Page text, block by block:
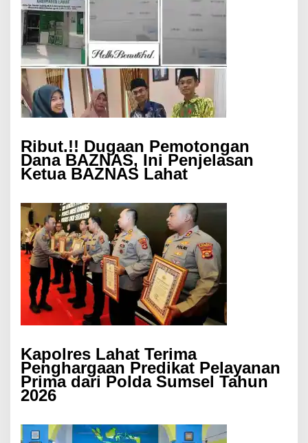
Ribut.!! Dugaan Pemotongan
Dana BAZNAS, Ini Penjelasan
Ketua BAZNAS Lahat
Kapolres Lahat Terima
Penghargaan Predikat Pelayanan
Prima dari Polda Sumsel Tahun
2026